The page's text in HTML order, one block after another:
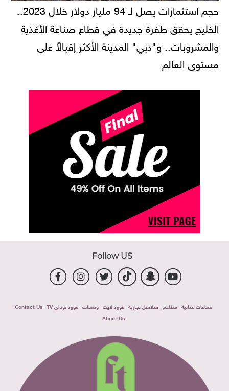
حجم استثمارات يصل لـ 94 مليار دولار خلال 2023..
الخليج يحقق طفرة جديدة في قطاع صناعة الأغذية
والمشروبات.. و"دبي" المدينة الأكثر إقبالاً على
مستوى العالم
Follow US
صناعات غذائية مطاعم سلاسل تجارية فوود لايت وصفات فوود توداى TV
Contact Us
About Us